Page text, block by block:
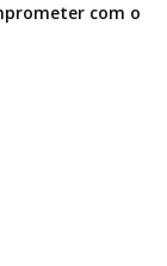
com o